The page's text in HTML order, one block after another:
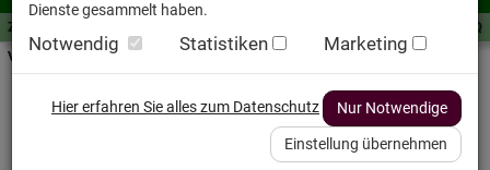
Zutaten A-Z
Service FAQ
Verkäufer vor Ort
Dienste gesammelt haben.
Notwendig Statistiken Marketing
Hier erfahren Sie alles zum Datenschutz Nur Notwendige
Einstellung übernehmen